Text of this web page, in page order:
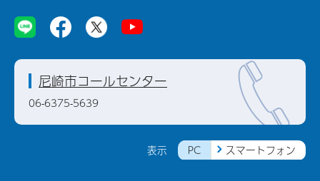
表示 PC スマートフォン
尼崎市コールセンター
06-6375-5639